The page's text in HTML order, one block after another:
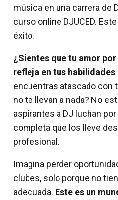
música en una carrera de
curso online DJUCED.
éxito.
¿Sientes que tu amor
refleja en tus habilidades
encuentras atascado con
no te llevan a nada? No
aspirantes a DJ luchan
completa que los lleve
profesional.
Imagina perder
clubes, solo porque no
adecuada. Este es un